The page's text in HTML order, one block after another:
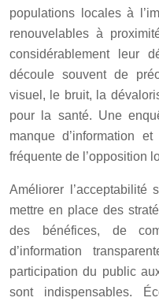
populations locales à
renouvelables à
considérablement leur
découle souvent de
visuel, le bruit, la
pour la santé. Une
manque d’information
fréquente de l’opposition
Améliorer l’acceptabilité
mettre en place des
des bénéfices, de
d’information
participation du public
sont indispensables.